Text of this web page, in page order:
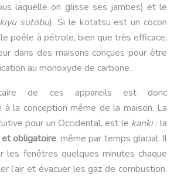
laquelle on glisse ses jambes) et le
sutōbu). Si le kotatsu est un cocon
poêle à pétrole, bien que très efficace,
dans des maisons conçues pour être
au monoxyde de carbone.
de ces appareils est donc
à la conception même de la maison. La
pour un Occidental, est le kanki: la
obligatoire, même par temps glacial. Il
les fenêtres quelques minutes chaque
l’air et évacuer les gaz de combustion.